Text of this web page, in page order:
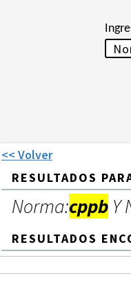
<< Volver
RESULTADOS
Norma:cppb Y
RESULTADOS